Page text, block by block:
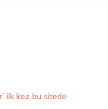
ilk kez bu sitede